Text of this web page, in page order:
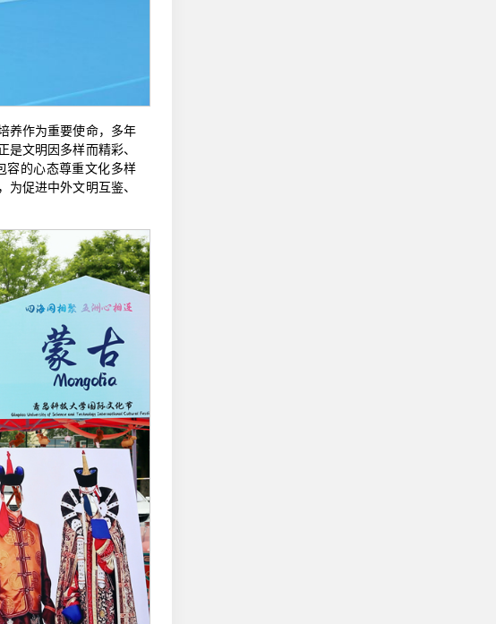
养作为重要使命，多年
文明因多样而精彩、
容的心态尊重文化多样
促进中外文明互鉴、